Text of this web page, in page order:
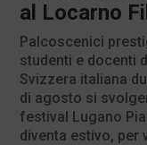
al Locarno
Palcoscenici
studenti e docenti
Svizzera italiana
di agosto si
festival Lugano
diventa estivo, per